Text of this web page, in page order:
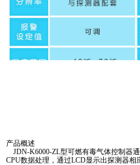
产品概述
JDN-K6000-ZL型可燃有毒气体控制器
CPU数据处理，通过LCD显示出探测器